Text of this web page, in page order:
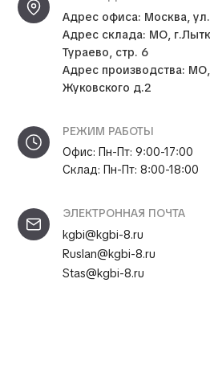
Адрес офиса: Москва,
Адрес склада: МО,
Тураево, стр. 6
Адрес производства: МО,
Жуковского д.2
РЕЖИМ РАБОТЫ
Офис: Пн-Пт: 9:00-17:00
Склад: Пн-Пт: 8:00-18:00
ЭЛЕКТРОННАЯ ПОЧТА
kgbi@kgbi-8.ru
Ruslan@kgbi-8.ru
Stas@kgbi-8.ru